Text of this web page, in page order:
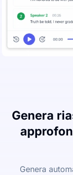
Genera
Genera